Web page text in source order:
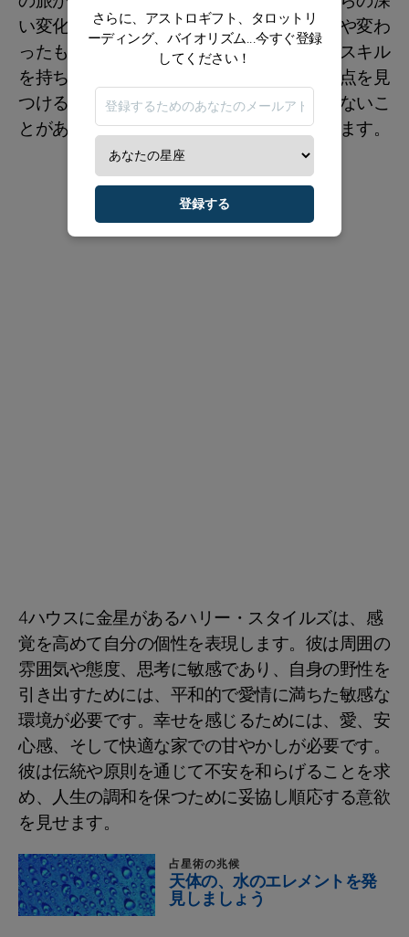
い変化の触媒は、彼の順応性と新しいものや変わ
ったものへの魅力です。彼は繊細な外交的スキル
を持ち、困難な状況を和らげるために妥協点を見
つけることが多く、時には約束が果たされないこ
とがあっても、常に近寄りやすい存在でいます。
4ハウスに金星があるハリー・スタイルズは、感
覚を高めて自分の個性を表現します。彼は周囲の
雰囲気や態度、思考に敏感であり、自身の野性を
引き出すためには、平和的で愛情に満ちた敏感な
環境が必要です。幸せを感じるためには、愛、安
心感、そして快適な家での甘やかしが必要です。
彼は伝統や原則を通じて不安を和らげることを求
め、人生の調和を保つために妥協し順応する意欲
を見せます。
占星術の兆候
天体の、水のエレメントを発
見しましょう
さらに、アストロギフト、タロットリ
ーディング、バイオリズム...今すぐ登録
してください！
登録する